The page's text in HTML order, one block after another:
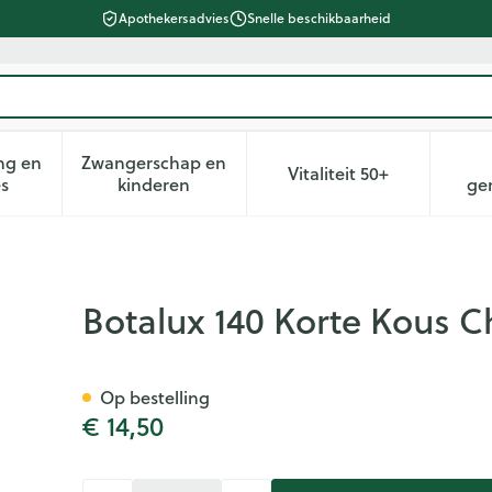
Apothekersadvies Snelle beschikbaarheid
verzorging en hygiëne categorie
en
submenu voor Dieet, voeding en vitamines categorie
Zwangerschap en
kinderenToon submenu voor Zwangerschap en
Vitaliteit 50+Toon submenu
Botalux 140 Korte Kous
€ 14,50
Op bestelling